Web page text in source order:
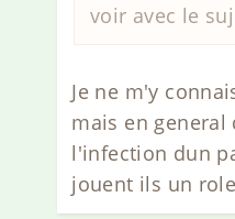
voir avec le
Je ne m'y
mais en general
l'infection dun
jouent ils un